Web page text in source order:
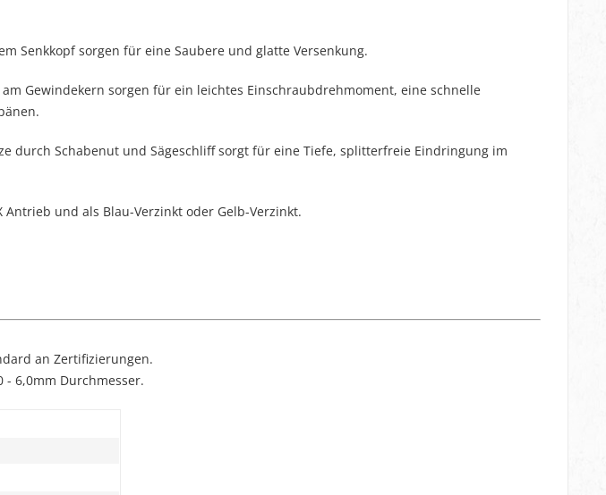
Senkkopf sorgen für eine Saubere und glatte Versenkung.
Gewindekern sorgen für ein leichtes Einschraubdrehmoment, eine schnelle
durch Schabenut und Sägeschliff sorgt für eine Tiefe, splitterfreie Eindringung im
und als Blau-Verzinkt oder Gelb-Verzinkt.
an Zertifizierungen.
- 6,0mm Durchmesser.